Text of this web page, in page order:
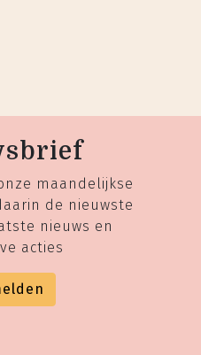
maandelijkse
de nieuwste
nieuws en
acties